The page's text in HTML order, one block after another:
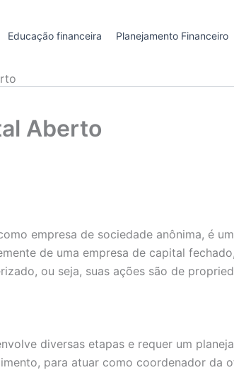
Educação financeira Planejamento Financeiro
Aberto
empresa de sociedade anônima, é
de uma empresa de capital
ou seja, suas ações são de
diversas etapas e requer um
para atuar como coordenador da